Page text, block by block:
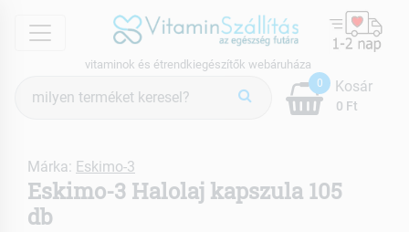
menu
vitaminok és étrendkiegészítők webáruháza
keresés
0
0 Ft
Kosár
Márka: Eskimo-3
Eskimo-3 Halolaj kapszula 105
db